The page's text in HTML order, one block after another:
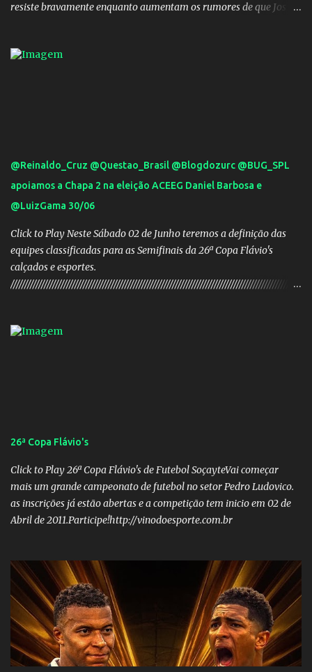
resiste bravamente enquanto aumentam os rumores de que Jos
definido e tem o Milan como virtual campeao. ;
@Reinaldo_Cruz @Questao_Brasil @Blogdozurc @BUG_SPL
apoiamos a Chapa 2 na eleição ACEEG Daniel Barbosa e
@LuizGama 30/06
Click to Play Neste Sábado 02 de Junho teremos a definição das
equipes classificadas para as Semifinais da 26ª Copa Flávio's
calçados e esportes.
////////////////////////////////////////////////////////////////////////////////////////////////////////
dos Santos Veículo: Rádio 730 TESOUREIRO Nome: Cleison
Castro Lino Veículo: TV Anhanguera Membro 03: Nome: Adolfo
Campos Filho Veículo: Rádio Difusora SUPLENTES: Membro 01:
Nome: Victor Hugo de Araújo Veículo: Equipe do Mané Membro
02: Nome: Custódio Ricardo soares Teixeira Veículo: Rádio ...
26ª Copa Flávio's
Click to Play 26ª Copa Flávio's de Futebol SoçayteVai começar
mais um grande campeonato de futebol no setor Pedro Ludovico.
as inscrições já estão abertas e a competição tem inicio em 02 de
Abril de 2011.Participe!http://vinodoesporte.com.br